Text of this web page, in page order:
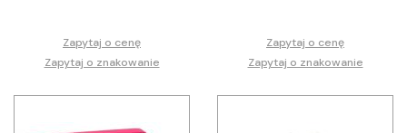
Zapytaj o cenę
Zapytaj o znakowanie
Zapytaj o cenę
Zapytaj o znakowanie